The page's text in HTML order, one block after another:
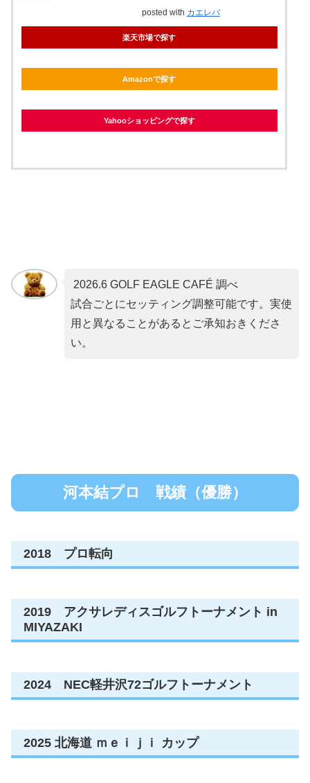
posted with カエレバ
楽天市場で探す
Amazonで探す
Yahooショッピングで探す
2026.6 GOLF EAGLE CAFÉ 調べ
試合ごとにセッティング調整可能です。実使
用と異なることがあるとご承知おきくださ
い。
河本結プロ 戦績（優勝）
2018 プロ転向
2019 アクサレディスゴルフトーナメント in
MIYAZAKI
2024 NEC軽井沢72ゴルフトーナメント
2025 北海道 ｍｅｉｊｉ カップ